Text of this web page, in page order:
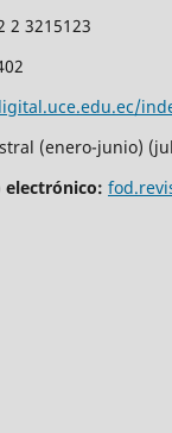
2 3215123
(enero-junio)
electrónico: